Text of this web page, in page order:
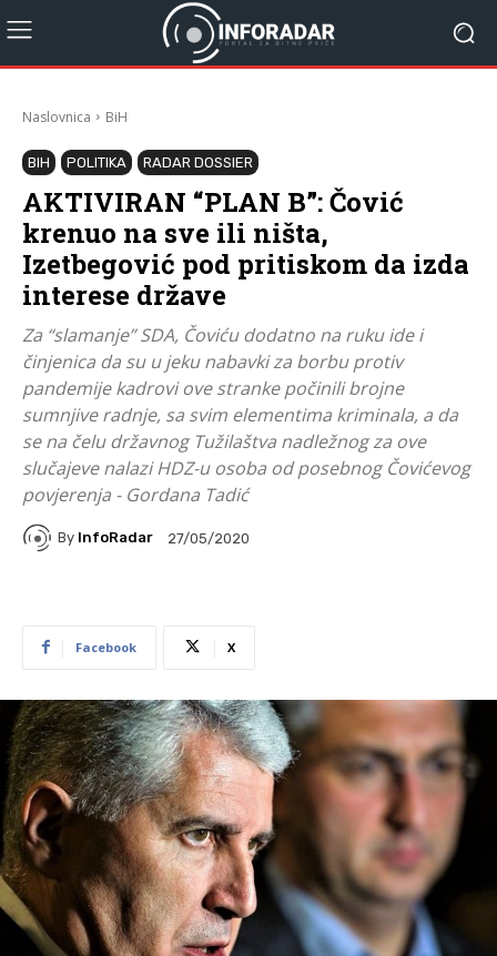
Naslovnica BiH
BIH POLITIKA RADAR DOSSIER
AKTIVIRAN “PLAN B”: Čović
krenuo na sve ili ništa,
Izetbegović pod pritiskom da izda
interese države
Za “slamanje” SDA, Čoviću dodatno na ruku ide i
činjenica da su u jeku nabavki za borbu protiv
pandemije kadrovi ove stranke počinili brojne
sumnjive radnje, sa svim elementima kriminala, a da
se na čelu državnog Tužilaštva nadležnog za ove
slučajeve nalazi HDZ-u osoba od posebnog Čovićevog
povjerenja - Gordana Tadić
By InfoRadar 27/05/2020
Facebook X